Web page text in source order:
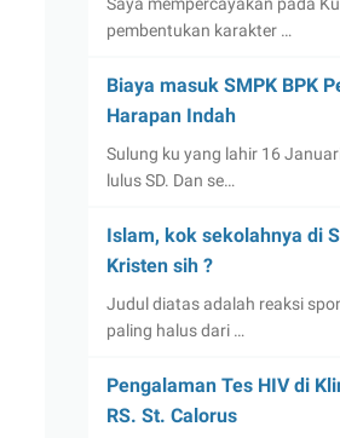
Saya mempercayakan pada
pembentukan karakter …
Biaya masuk SMPK BPK
Harapan Indah
Sulung ku yang lahir 16
lulus SD. Dan se…
Islam, kok sekolahnya di
Kristen sih ?
Judul diatas adalah reaksi
paling halus dari …
Pengalaman Tes HIV di
RS. St. Calorus